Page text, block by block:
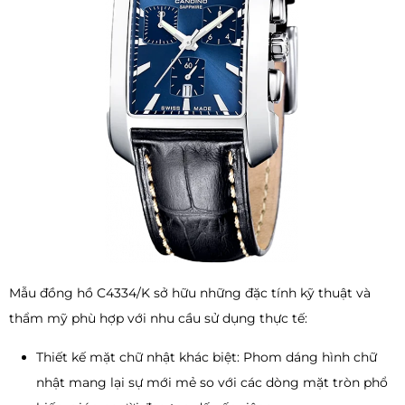
Mẫu đồng hồ C4334/K sở hữu những đặc tính kỹ thuật và
thẩm mỹ phù hợp với nhu cầu sử dụng thực tế:
Thiết kế mặt chữ nhật khác biệt: Phom dáng hình chữ
nhật mang lại sự mới mẻ so với các dòng mặt tròn phổ